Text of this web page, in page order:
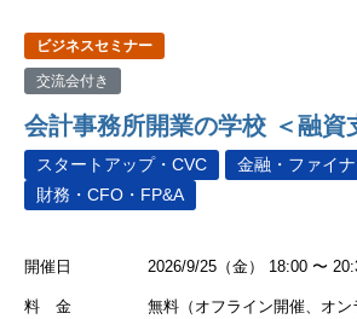
ビジネスセミナー
交流会付き
会計事務所開業の学校 ＜融資
スタートアップ・CVC
金融・ファイ
財務・CFO・FP&A
開催日 2026/9/25（金） 18:00 〜
料 金 無料（オフライン開催、オン